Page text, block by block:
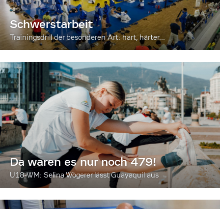
Schwerstarbeit
Trainingsdrill der besonderen Art: hart, härter...
Da waren es nur noch 479!
U18-WM: Selina Wögerer lässt Guayaquil aus